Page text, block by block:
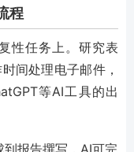
程
性任务上。研究表
间处理电子邮件，
等AI工具的出
到报告撰写，AI可完